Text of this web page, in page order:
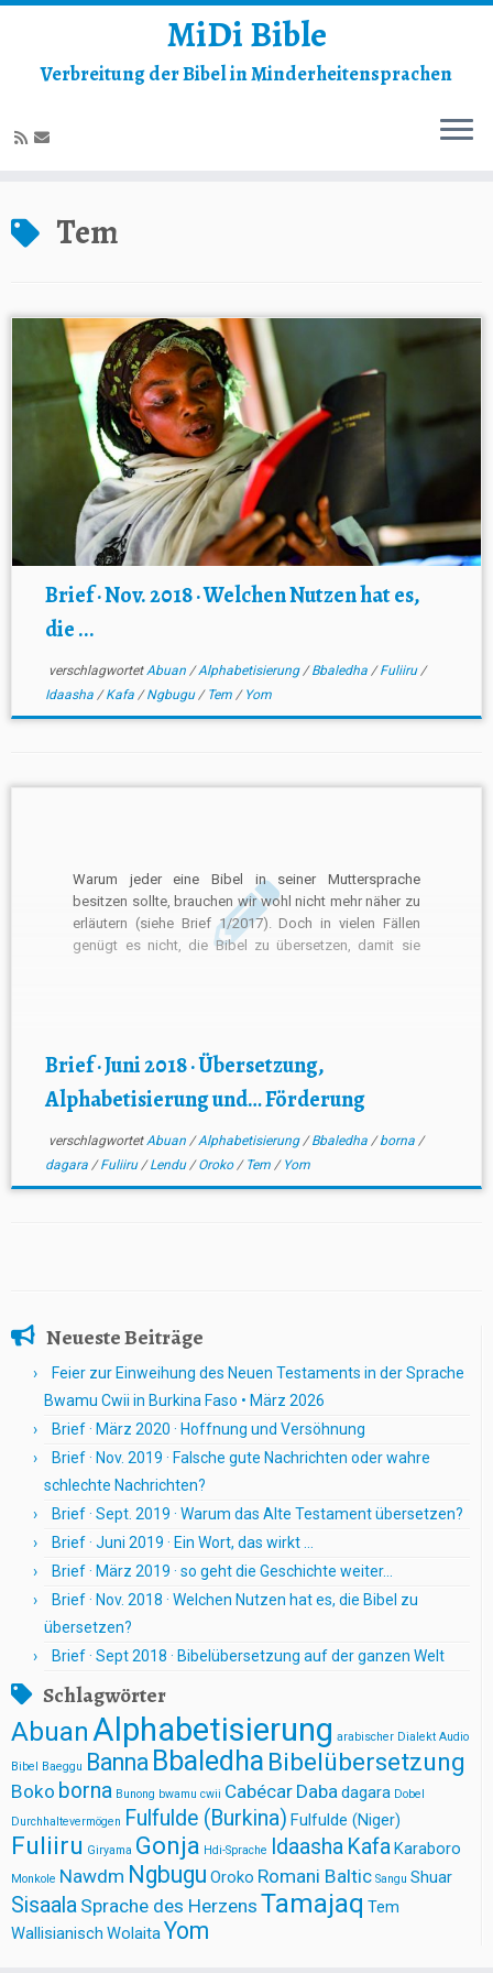
Inhalt
springen
MiDi Bible
Verbreitung der Bibel in Minderheitensprachen
Tem
Brief · Nov. 2018 · Welchen Nutzen hat es,
die ...
verschlagwortetAbuan /Alphabetisierung/Bbaledha /Fuliiru/
Idaasha /Kafa /Ngbugu/ Tem / Yom
Warum jeder eine Bibel in seiner Muttersprache
besitzen sollte, brauchen wir wohl nicht mehr näher zu
erläutern (siehe Brief 1/2017). Doch in vielen Fällen
genügt es nicht, die Bibel zu übersetzen, damit sie
Brief · Juni 2018 · Übersetzung,
Alphabetisierung und… Förderung
verschlagwortetAbuan /Alphabetisierung/Bbaledha /borna /
dagara /Fuliiru/Lendu/Oroko/ Tem / Yom
Neueste Beiträge
Feier zur Einweihung des Neuen Testaments in der Sprache
Bwamu Cwii in Burkina Faso • März 2026
Brief · März 2020 · Hoffnung und Versöhnung
Brief · Nov. 2019 · Falsche gute Nachrichten oder wahre
schlechte Nachrichten?
Brief · Sept. 2019 · Warum das Alte Testament übersetzen?
Brief · Juni 2019 · Ein Wort, das wirkt …
Brief · März 2019 · so geht die Geschichte weiter…
Brief · Nov. 2018 · Welchen Nutzen hat es, die Bibel zu
übersetzen?
Brief · Sept 2018 · Bibelübersetzung auf der ganzen Welt
Schlagwörter
AbuanAlphabetisierung arabischer Dialekt Audio
Bibel Baeggu Banna Bbaledha Bibelübersetzung
Boko borna Bunong bwamu cwii Cabécar Dabadagara Dobel
Durchhaltevermögen Fulfulde (Burkina) Fulfulde (Niger)
Fuliiru Giryama Gonja Hdi-Sprache Idaasha KafaKaraboro
Monkole Nawdm Ngbugu Oroko Romani Baltic Sangu Shuar
Sisaala Sprache des Herzens Tamajaq Tem
Wallisianisch WolaitaYom